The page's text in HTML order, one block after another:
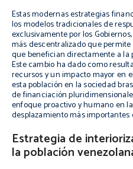
Estas modernas estrategias
los modelos tradicionales de
exclusivamente por los
más descentralizado que
que benefician directamente a la
Este cambio ha dado como
recursos y un impacto mayor en
esta población en la sociedad
de financiación
enfoque proactivo y humano en
desplazamiento más importantes
Estrategia de
la población